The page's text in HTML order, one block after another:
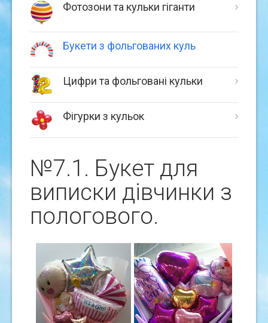
Фотозони та кульки гіганти
Букети з фольгованих куль
Цифри та фольговані кульки
Фігурки з кульок
№7.1. Букет для
виписки дівчинки з
пологового.